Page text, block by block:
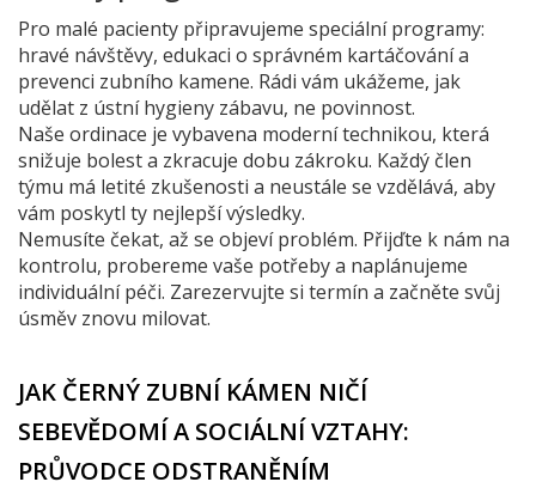
Pro malé pacienty připravujeme speciální programy:
hravé návštěvy, edukaci o správném kartáčování a
prevenci zubního kamene. Rádi vám ukážeme, jak
udělat z ústní hygieny zábavu, ne povinnost.
Naše ordinace je vybavena moderní technikou, která
snižuje bolest a zkracuje dobu zákroku. Každý člen
týmu má letité zkušenosti a neustále se vzdělává, aby
vám poskytl ty nejlepší výsledky.
Nemusíte čekat, až se objeví problém. Přijďte k nám na
kontrolu, probereme vaše potřeby a naplánujeme
individuální péči. Zarezervujte si termín a začněte svůj
úsměv znovu milovat.
JAK ČERNÝ ZUBNÍ KÁMEN NIČÍ
SEBEVĚDOMÍ A SOCIÁLNÍ VZTAHY:
PRŮVODCE ODSTRANĚNÍM